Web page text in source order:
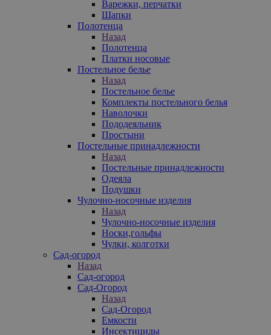
Варежки, перчатки
Шапки
Полотенца
Назад
Полотенца
Платки носовые
Постельное белье
Назад
Постельное белье
Комплекты постельного белья
Наволочки
Пододеяльник
Простыни
Постельные принадлежности
Назад
Постельные принадлежности
Одеяла
Подушки
Чулочно-носочные изделия
Назад
Чулочно-носочные изделия
Носки,гольфы
Чулки, колготки
Сад-огород
Назад
Сад-огород
Сад-Огород
Назад
Сад-Огород
Емкости
Инсектициды